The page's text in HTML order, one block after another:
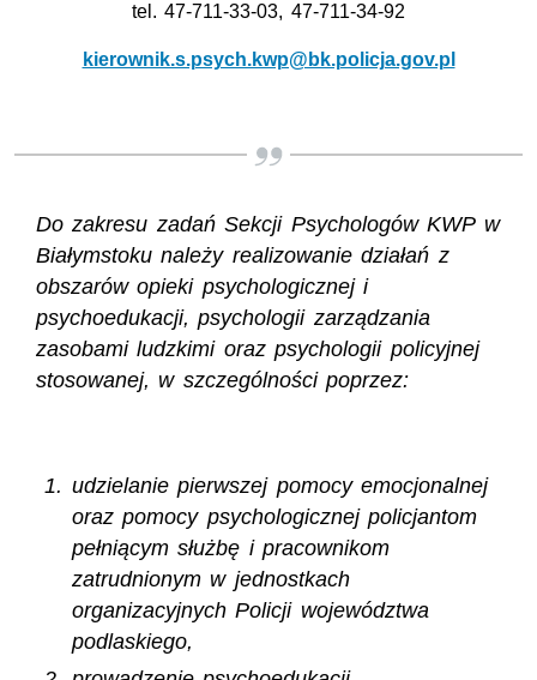
tel. 47-711-33-03, 47-711-34-92
kierownik.s.psych.kwp@bk.policja.gov.pl
Do zakresu zadań Sekcji Psychologów KWP w
Białymstoku należy realizowanie działań z
obszarów opieki psychologicznej i
psychoedukacji, psychologii zarządzania
zasobami ludzkimi oraz psychologii policyjnej
stosowanej, w szczególności poprzez:
udzielanie pierwszej pomocy emocjonalnej
oraz pomocy psychologicznej policjantom
pełniącym służbę i pracownikom
zatrudnionym w jednostkach
organizacyjnych Policji województwa
podlaskiego,